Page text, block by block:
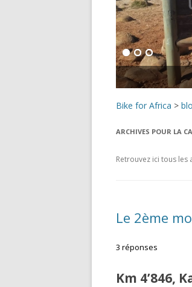
Bike for Africa >
ARCHIVES POUR LA
Retrouvez ici tous les
Le 2ème
3 réponses
Km 4’846,